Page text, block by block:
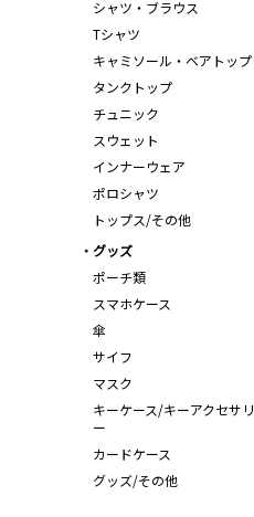
シャツ・ブラウス
Tシャツ
キャミソール・ベアトップ
タンクトップ
チュニック
スウェット
インナーウェア
ポロシャツ
トップス/その他
グッズ
ポーチ類
スマホケース
傘
サイフ
マスク
キーケース/キーアクセサリ
ー
カードケース
グッズ/その他